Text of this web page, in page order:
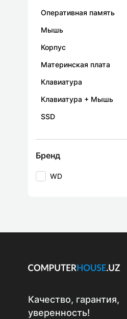
Оперативная память
Мышь
Корпус
Материнская плата
Клавиатура
Клавиатура + Мышь
SSD
Бренд
WD
Качество, гарантия,
уверенность!